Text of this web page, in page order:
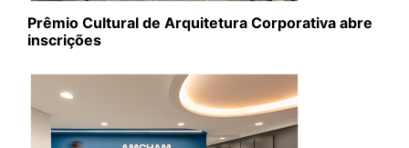
Prêmio Cultural de Arquitetura Corporativa abre
inscrições